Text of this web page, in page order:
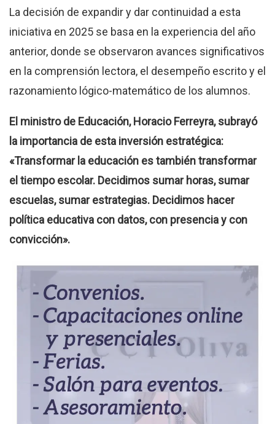
La decisión de expandir y dar continuidad a esta
iniciativa en 2025 se basa en la experiencia del año
anterior, donde se observaron avances significativos
en la comprensión lectora, el desempeño escrito y el
razonamiento lógico-matemático de los alumnos.
El ministro de Educación, Horacio Ferreyra, subrayó
la importancia de esta inversión estratégica:
«Transformar la educación es también transformar
el tiempo escolar. Decidimos sumar horas, sumar
escuelas, sumar estrategias. Decidimos hacer
política educativa con datos, con presencia y con
convicción».